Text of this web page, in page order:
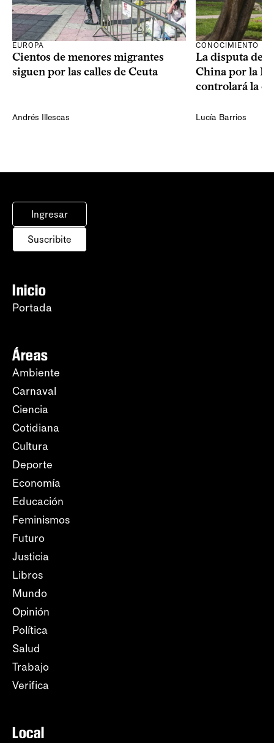
EUROPA
Cientos de menores migrantes
siguen por las calles de Ceuta
Andrés Illescas
CONOCIMIENTO
La disputa de
China por la
controlará la
Lucía Barrios
Ingresar
Suscribite
Inicio
Portada
Áreas
Ambiente
Carnaval
Ciencia
Cotidiana
Cultura
Deporte
Economía
Educación
Feminismos
Futuro
Justicia
Libros
Mundo
Opinión
Política
Salud
Trabajo
Verifica
Local